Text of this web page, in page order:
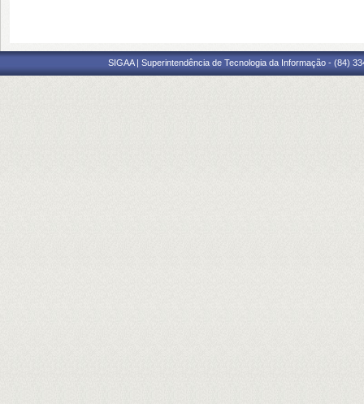
SIGAA | Superintendência de Tecnologia da Informação - (84)